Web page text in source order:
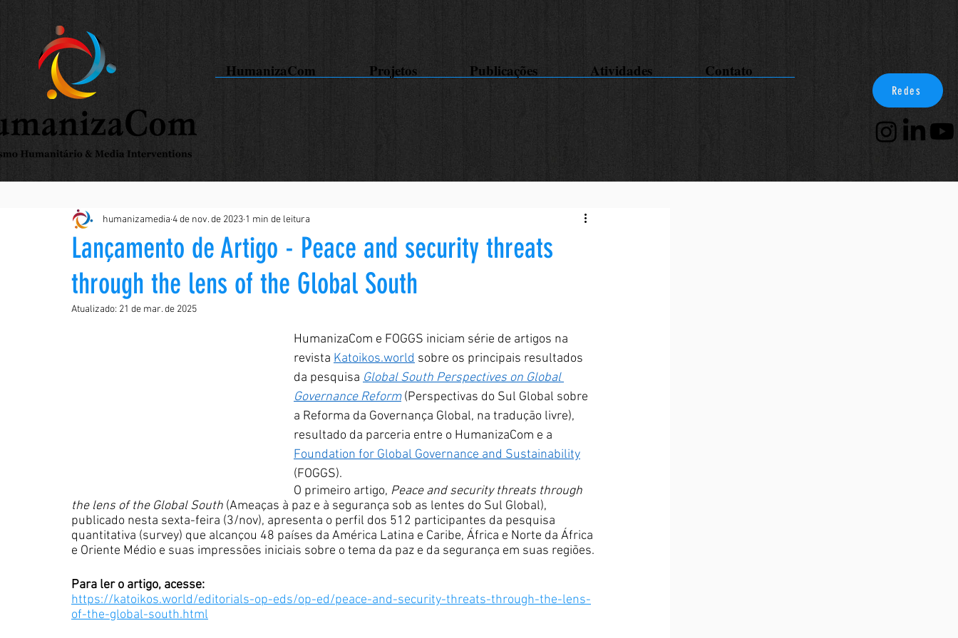
HumanizaCom Projetos Publicações Atividades Contato
Redes
Lançamento de Artigo - Peace and security threats
through the lens of the Global South
humanizamedia 4 de nov. de 2023 1 min de leitura
Atualizado: 21 de mar. de 2025
HumanizaCom e FOGGS iniciam série de artigos na
revista Katoikos.world sobre os principais resultados
da pesquisa Global South Perspectives on Global
Governance Reform (Perspectivas do Sul Global sobre
a Reforma da Governança Global, na tradução livre),
resultado da parceria entre o HumanizaCom e a
Foundation for Global Governance and Sustainability
(FOGGS).
O primeiro artigo, Peace and security threats through
the lens of the Global South (Ameaças à paz e à segurança sob as lentes do Sul Global),
publicado nesta sexta-feira (3/nov), apresenta o perfil dos 512 participantes da pesquisa
quantitativa (survey) que alcançou 48 países da América Latina e Caribe, África e Norte da África
e Oriente Médio e suas impressões iniciais sobre o tema da paz e da segurança em suas regiões.
Para ler o artigo, acesse:
https://katoikos.world/editorials-op-eds/op-ed/peace-and-security-threats-through-the-lens-
of-the-global-south.html